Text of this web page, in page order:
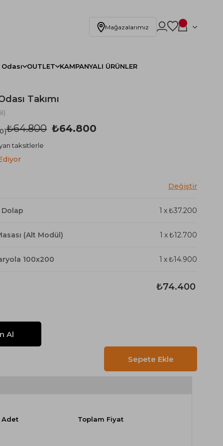
Mağazalarımız
OUTLET KAMPANYALI ÜRÜNLER
Takımı
₺64.800 ₺64.800
taksitlerle
Dolap 1 x₺37.200
(Alt Modül) 1 x₺12.700
100x200 1 x₺14.900
₺74.400
Adet Toplam Fiyat